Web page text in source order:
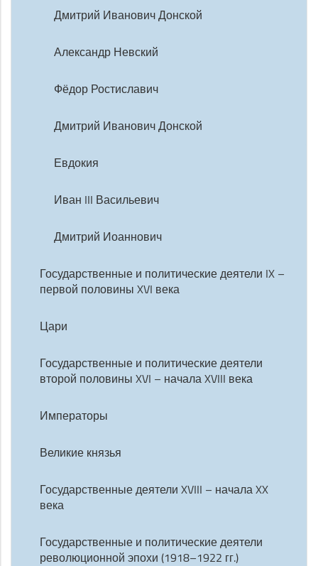
Дмитрий Иванович Донской
Александр Невский
Фёдор Ростиславич
Дмитрий Иванович Донской
Евдокия
Иван III Васильевич
Дмитрий Иоаннович
Государственные и политические деятели IX –
первой половины XVI века
Цари
Государственные и политические деятели
второй половины XVI – начала XVIII века
Императоры
Великие князья
Государственные деятели XVIII – начала XX
века
Государственные и политические деятели
революционной эпохи (1918–1922 гг.)